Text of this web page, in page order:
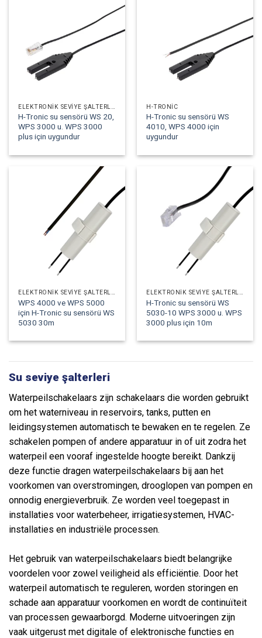
H-Tronic su sensörü WS 20,
WPS 3000 u. WPS 3000
plus için uygundur
H-TRONIC
H-Tronic su sensörü WS
4010, WPS 4000 için
uygundur
ELEKTRONIK SEVIYE ŞALTERLERI
WPS 4000 ve WPS 5000
için H-Tronic su sensörü WS
5030 30m
ELEKTRONIK SEVIYE ŞALTERLERI
H-Tronic su sensörü WS
5030-10 WPS 3000 u. WPS
3000 plus için 10m
Su seviye şalterleri
Waterpeilschakelaars zijn schakelaars die worden gebruikt
om het waterniveau in reservoirs, tanks, putten en
leidingsystemen automatisch te bewaken en te regelen. Ze
schakelen pompen of andere apparatuur in of uit zodra het
waterpeil een vooraf ingestelde hoogte bereikt. Dankzij
deze functie dragen waterpeilschakelaars bij aan het
voorkomen van overstromingen, drooglopen van pompen en
onnodig energieverbruik. Ze worden veel toegepast in
installaties voor waterbeheer, irrigatiesystemen, HVAC-
installaties en industriële processen.
Het gebruik van waterpeilschakelaars biedt belangrijke
voordelen voor zowel veiligheid als efficiëntie. Door het
waterpeil automatisch te reguleren, worden storingen en
schade aan apparatuur voorkomen en wordt de continuïteit
van processen gewaarborgd. Moderne uitvoeringen zijn
vaak uitgerust met digitale of elektronische functies en